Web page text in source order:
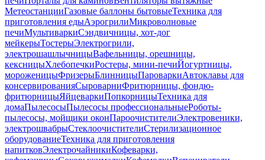
МетеостанцииГазовые баллоны бытовыеТехника для
приготовления едыАэрогрилиМикроволновые
печиМультиваркиСэндвичницы, хот-дог
мейкерыТостерыЭлектрогрили,
электрошашлычницыВафельницы, орешницы,
кексницыХлебопечкиРостеры, мини-печиЙогуртницы,
мороженицыФризерыБлинницыПароваркиАвтоклавы для
консервированияСыроварниФритюрницы, фондю-
фритюрницыЯйцеваркиПопкорницыТехника для
домаПылесосыПылесосы профессиональныеРоботы-
пылесосы, мойщики оконПароочистителиЭлектровеники,
электрошвабрыСтеклоочистителиСтерилизационное
оборудованиеТехника для приготовления
напитковЭлектрочайникиКофеварки,